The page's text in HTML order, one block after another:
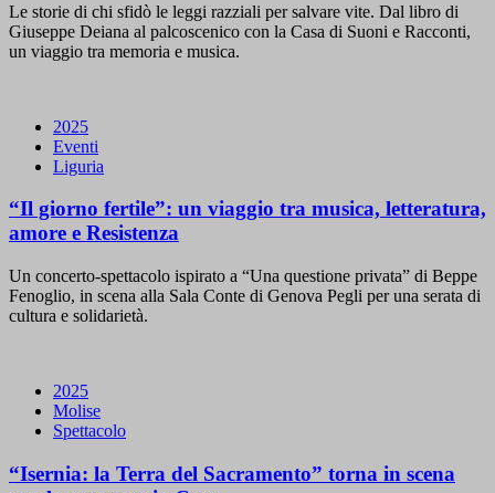
Le storie di chi sfidò le leggi razziali per salvare vite. Dal libro di
Giuseppe Deiana al palcoscenico con la Casa di Suoni e Racconti,
un viaggio tra memoria e musica.
2025
Eventi
Liguria
“Il giorno fertile”: un viaggio tra musica, letteratura,
amore e Resistenza
Un concerto-spettacolo ispirato a “Una questione privata” di Beppe
Fenoglio, in scena alla Sala Conte di Genova Pegli per una serata di
cultura e solidarietà.
2025
Molise
Spettacolo
“Isernia: la Terra del Sacramento” torna in scena